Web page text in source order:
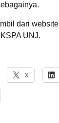
dari website
UNJ.
X